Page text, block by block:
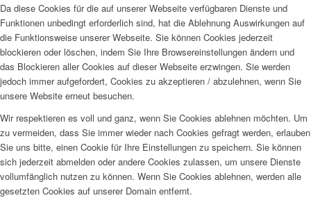
Da diese Cookies für die auf unserer Webseite verfügbaren Dienste und
Funktionen unbedingt erforderlich sind, hat die Ablehnung Auswirkungen auf
die Funktionsweise unserer Webseite. Sie können Cookies jederzeit
blockieren oder löschen, indem Sie Ihre Browsereinstellungen ändern und
das Blockieren aller Cookies auf dieser Webseite erzwingen. Sie werden
jedoch immer aufgefordert, Cookies zu akzeptieren / abzulehnen, wenn Sie
unsere Website erneut besuchen.
Wir respektieren es voll und ganz, wenn Sie Cookies ablehnen möchten. Um
zu vermeiden, dass Sie immer wieder nach Cookies gefragt werden, erlauben
Sie uns bitte, einen Cookie für Ihre Einstellungen zu speichern. Sie können
sich jederzeit abmelden oder andere Cookies zulassen, um unsere Dienste
vollumfänglich nutzen zu können. Wenn Sie Cookies ablehnen, werden alle
gesetzten Cookies auf unserer Domain entfernt.